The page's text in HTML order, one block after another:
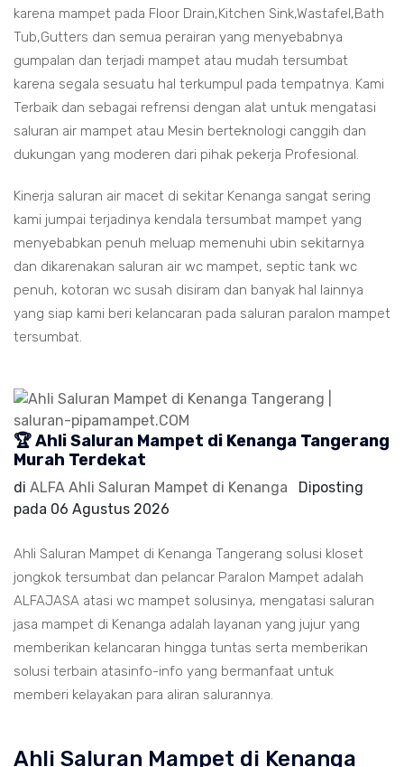
karena mampet pada Floor Drain,Kitchen Sink,Wastafel,Bath
Tub,Gutters dan semua perairan yang menyebabnya
gumpalan dan terjadi mampet atau mudah tersumbat
karena segala sesuatu hal terkumpul pada tempatnya. Kami
Terbaik dan sebagai refrensi dengan alat untuk mengatasi
saluran air mampet atau Mesin berteknologi canggih dan
dukungan yang moderen dari pihak pekerja Profesional.
Kinerja saluran air macet di sekitar Kenanga sangat sering
kami jumpai terjadinya kendala tersumbat mampet yang
menyebabkan penuh meluap memenuhi ubin sekitarnya
dan dikarenakan saluran air wc mampet, septic tank wc
penuh, kotoran wc susah disiram dan banyak hal lainnya
yang siap kami beri kelancaran pada saluran paralon mampet
tersumbat.
🏆 Ahli Saluran Mampet di Kenanga Tangerang
Murah Terdekat
di ALFA Ahli Saluran Mampet di Kenanga
Diposting
pada 06 Agustus 2026
Ahli Saluran Mampet di Kenanga Tangerang solusi kloset
jongkok tersumbat dan pelancar Paralon Mampet adalah
ALFAJASA atasi wc mampet solusinya, mengatasi saluran
jasa mampet di Kenanga adalah layanan yang jujur yang
memberikan kelancaran hingga tuntas serta memberikan
solusi terbain atasinfo-info yang bermanfaat untuk
memberi kelayakan para aliran salurannya.
Ahli Saluran Mampet di Kenanga